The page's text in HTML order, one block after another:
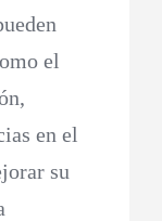
el
en el
su